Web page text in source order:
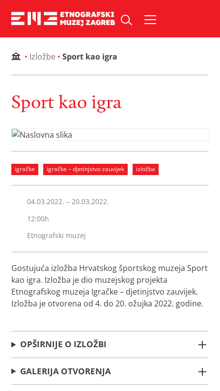
• Izložbe • Sport kao igra
Sport kao igra
04.03.2022. – 20.03.2022.
12:00h
Etnografski muzej
Gostujuća izložba Hrvatskog športskog muzeja Sport
kao igra. Izložba je dio muzejskog projekta
Etnografskog muzeja Igračke – djetinjstvo zauvijek.
Izložba je otvorena od 4. do 20. ožujka 2022. godine.
igračke igračke – djetinjstvo zauvijek izložba
OPŠIRNIJE O IZLOŽBI
GALERIJA OTVORENJA